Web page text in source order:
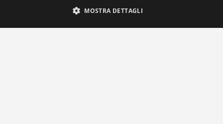
MOSTRA DETTAGLI